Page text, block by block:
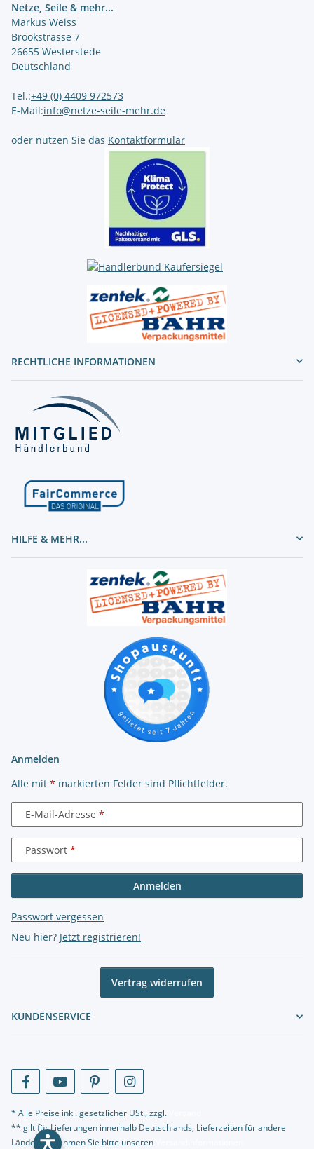
Netze, Seile & mehr...
Markus Weiss
Brookstrasse 7
26655 Westerstede
Deutschland
Tel.:+49 (0) 4409 972573
E-Mail:info@netze-seile-mehr.de
oder nutzen Sie das Kontaktformular
RECHTLICHE INFORMATIONEN
HILFE & MEHR...
Anmelden
Alle mit * markierten Felder sind Pflichtfelder.
E-Mail-Adresse
Passwort
Anmelden
Passwort vergessen
Neu hier? Jetzt registrieren!
Vertrag widerrufen
KUNDENSERVICE
* Alle Preise inkl. gesetzlicher USt., zzgl.
** gilt für Lieferungen innerhalb Deutschlands, Lieferzeiten für andere
Länder entnehmen Sie bitte unseren